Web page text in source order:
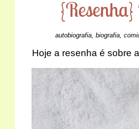
autobiografia, biografia,
Hoje a resenha é sobre